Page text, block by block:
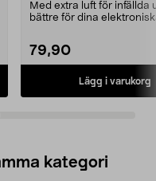
Med extra luft för infällda
bättre för dina
79,90
Lägg i varukorg
kategori